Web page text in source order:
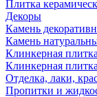
Плитка
Декоры
Камень
Камень
Клинкерная
Клинкерная
Отделка, лаки,
Пропитки и